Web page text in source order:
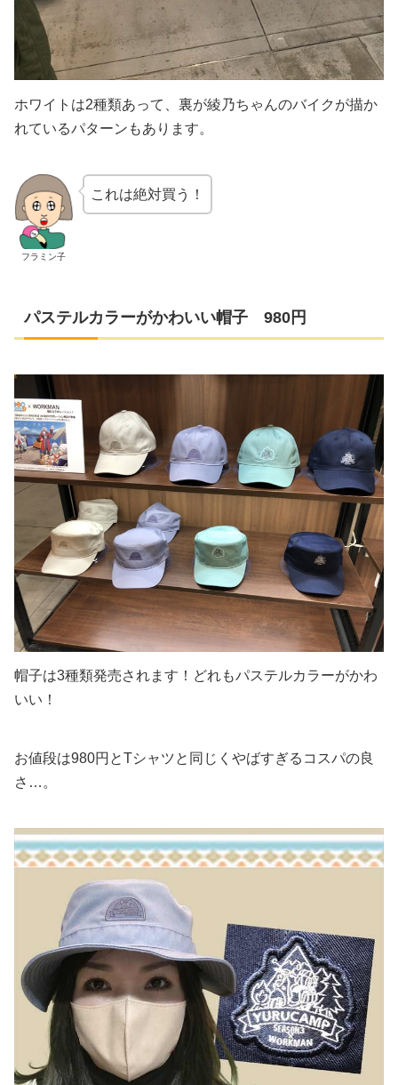
ホワイトは2種類あって、裏が綾乃ちゃんのバイクが描か
れているパターンもあります。
フラミン子
これは絶対買う！
パステルカラーがかわいい帽子 980円
帽子は3種類発売されます！どれもパステルカラーがかわ
いい！
お値段は980円とTシャツと同じくやばすぎるコスパの良
さ…。